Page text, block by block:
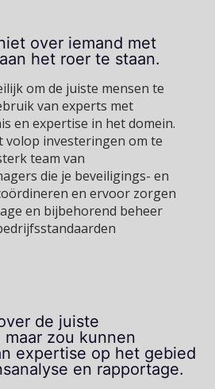
over iemand met
het roer te staan.
om de juiste mensen te
van experts met
en expertise in het domein.
volop investeringen om te
team van
die je beveiligings- en
en ervoor zorgen
en bijbehorend beheer
de juiste
zou kunnen
expertise op het gebied
en rapportage.